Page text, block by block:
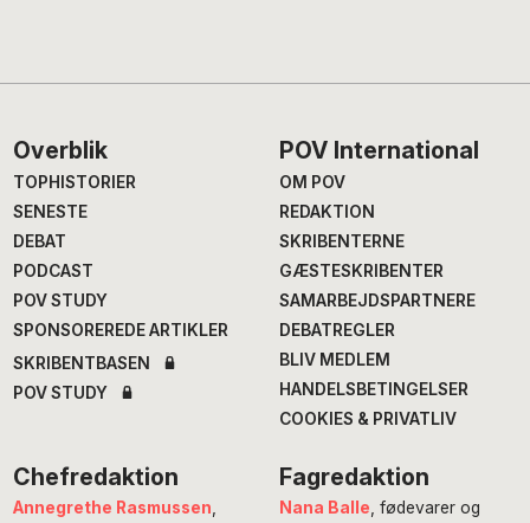
Footer
Overblik
TOPHISTORIER
SENESTE
DEBAT
PODCAST
POV STUDY
SPONSOREREDE ARTIKLER
SKRIBENTBASEN
POV STUDY
POV International
OM POV
REDAKTION
SKRIBENTERNE
GÆSTESKRIBENTER
SAMARBEJDSPARTNERE
DEBATREGLER
BLIV MEDLEM
HANDELSBETINGELSER
COOKIES & PRIVATLIV
Chefredaktion
Annegrethe Rasmussen,
Fagredaktion
Nana Balle, fødevarer og